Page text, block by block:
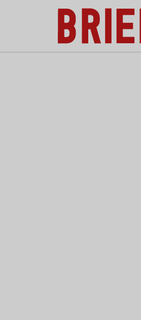
Briefing: Todas as